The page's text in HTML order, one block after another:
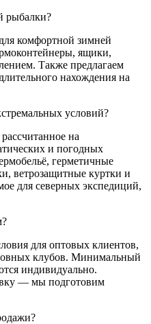
рыбалки?
комфортной зимней
ящики,
Также предлагаем
нахождения на
условий?
на
и погодных
герметичные
ветрозащитные куртки и
для северных экспедиций,
для оптовых клиентов,
клубов. Минимальный
индивидуально.
— мы подготовим